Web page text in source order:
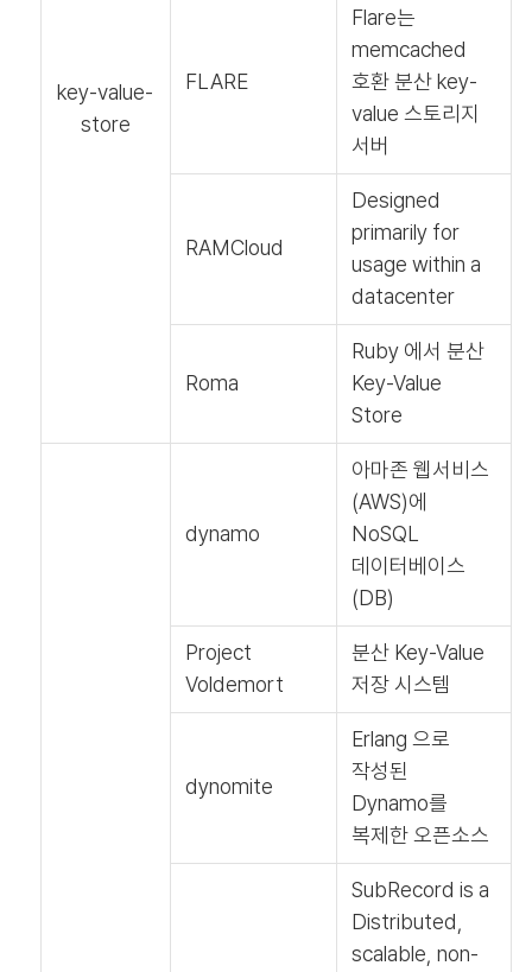
key-value-
store
FLARE
Flare는
memcached
호환 분산 key-
value 스토리지
서버
RAMCloud
Designed
primarily for
usage within a
datacenter
Roma
Ruby 에서 분산
Key-Value
Store
dynamo
아마존 웹서비스
(AWS)에
NoSQL
데이터베이스
(DB)
Project
Voldemort
분산 Key-Value
저장 시스템
dynomite
Erlang 으로
작성된
Dynamo를
복제한 오픈소스
SubRecord is a
Distributed,
scalable, non-